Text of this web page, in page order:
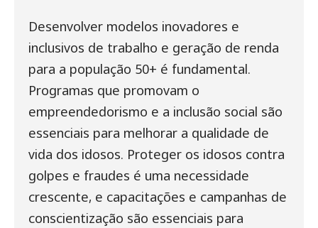
Desenvolver modelos inovadores e
inclusivos de trabalho e geração de renda
para a população 50+ é fundamental.
Programas que promovam o
empreendedorismo e a inclusão social são
essenciais para melhorar a qualidade de
vida dos idosos. Proteger os idosos contra
golpes e fraudes é uma necessidade
crescente, e capacitações e campanhas de
conscientização são essenciais para